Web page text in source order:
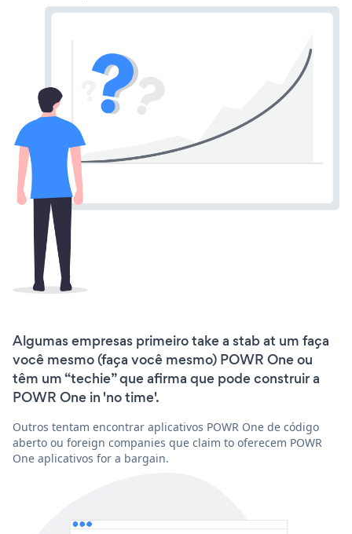
Algumas empresas primeiro take a stab at um faça
você mesmo (faça você mesmo) POWR One ou
têm um “techie” que afirma que pode construir a
POWR One in 'no time'.
Outros tentam encontrar aplicativos POWR One de código
aberto ou foreign companies que claim to oferecem POWR
One aplicativos for a bargain.